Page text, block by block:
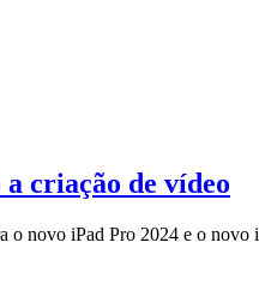
criação de vídeo
o novo iPad Pro 2024 e o